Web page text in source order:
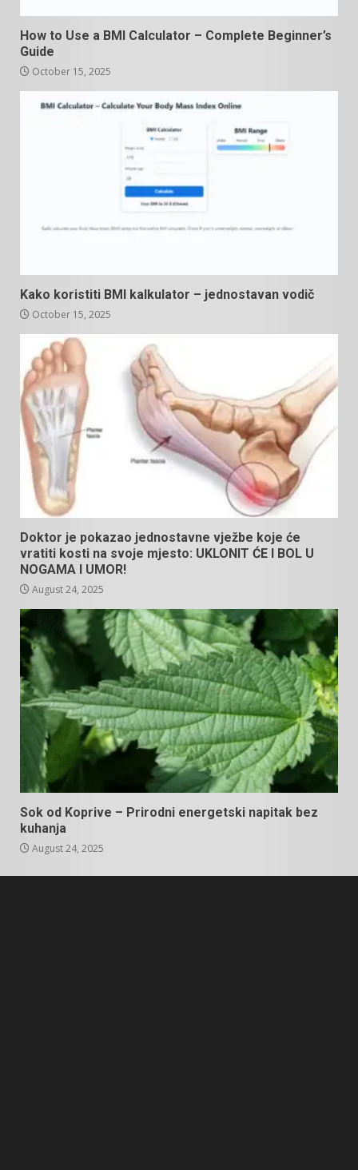
How to Use a BMI Calculator – Complete Beginner’s
Guide
October 15, 2025
Kako koristiti BMI kalkulator – jednostavan vodič
October 15, 2025
Doktor je pokazao jednostavne vježbe koje će
vratiti kosti na svoje mjesto: UKLONIT ĆE I BOL U
NOGAMA I UMOR!
August 24, 2025
Sok od Koprive – Prirodni energetski napitak bez
kuhanja
August 24, 2025